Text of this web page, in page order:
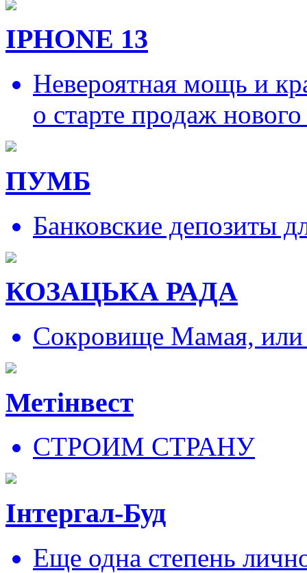
IPHONE 13
Невероятная мощь и
о старте продаж
ПУМБ
Банковские депозиты
КОЗАЦЬКА РАДА
Сокровище Мамая, или
Метінвест
СТРОИМ СТРАНУ
Інтергал-Буд
Еще одна степень